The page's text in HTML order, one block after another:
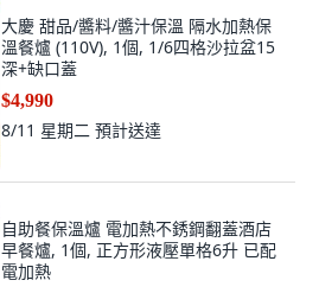
大慶 甜品/醬料/醬汁保溫 隔水加熱保
溫餐爐 (110V), 1個, 1/6四格沙拉盆15
深+缺口蓋
$4,990
8/11 星期二 預計送達
自助餐保溫爐 電加熱不銹鋼翻蓋酒店
早餐爐, 1個, 正方形液壓單格6升 已配
電加熱